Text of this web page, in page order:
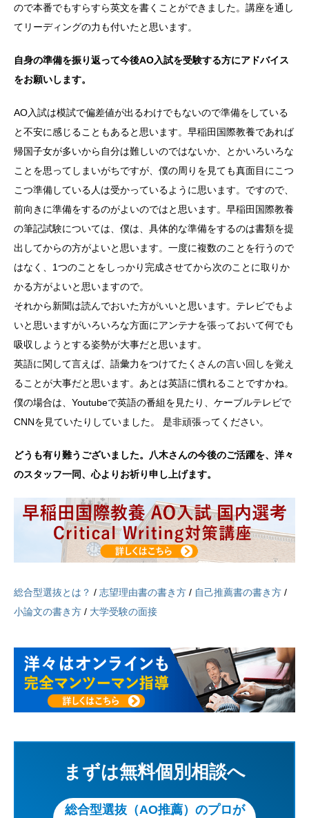
ので本番でもすらすら英文を書くことができました。講座を通し
てリーディングの力も付いたと思います。
自身の準備を振り返って今後AO入試を受験する方にアドバイス
をお願いします。
AO入試は模試で偏差値が出るわけでもないので準備をしている
と不安に感じることもあると思います。早稲田国際教養であれば
帰国子女が多いから自分は難しいのではないか、とかいろいろな
ことを思ってしまいがちですが、僕の周りを見ても真面目にこつ
こつ準備している人は受かっているように思います。ですので、
前向きに準備をするのがよいのではと思います。早稲田国際教養
の筆記試験については、僕は、具体的な準備をするのは書類を提
出してからの方がよいと思います。一度に複数のことを行うので
はなく、1つのことをしっかり完成させてから次のことに取りか
かる方がよいと思いますので。
それから新聞は読んでおいた方がいいと思います。テレビでもよ
いと思いますがいろいろな方面にアンテナを張っておいて何でも
吸収しようとする姿勢が大事だと思います。
英語に関して言えば、語彙力をつけてたくさんの言い回しを覚え
ることが大事だと思います。あとは英語に慣れることですかね。
僕の場合は、Youtubeで英語の番組を見たり、ケーブルテレビで
CNNを見ていたりしていました。 是非頑張ってください。
どうも有り難うございました。八木さんの今後のご活躍を、洋々
のスタッフ一同、心よりお祈り申し上げます。
総合型選抜とは？ / 志望理由書の書き方 / 自己推薦書の書き方 /
小論文の書き方 / 大学受験の面接
まずは無料個別相談へ
総合型選抜（AO推薦）のプロが